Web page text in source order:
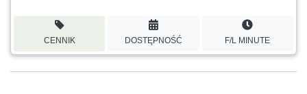
CENNIK DOSTĘPNOŚĆ F/L MINUTE